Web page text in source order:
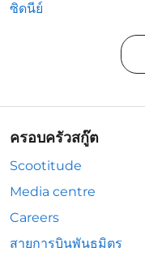
ซิดนีย์
ครอบครัวสกู๊ต
Scootitude
Media centre
Careers
สายการบินพันธมิตร